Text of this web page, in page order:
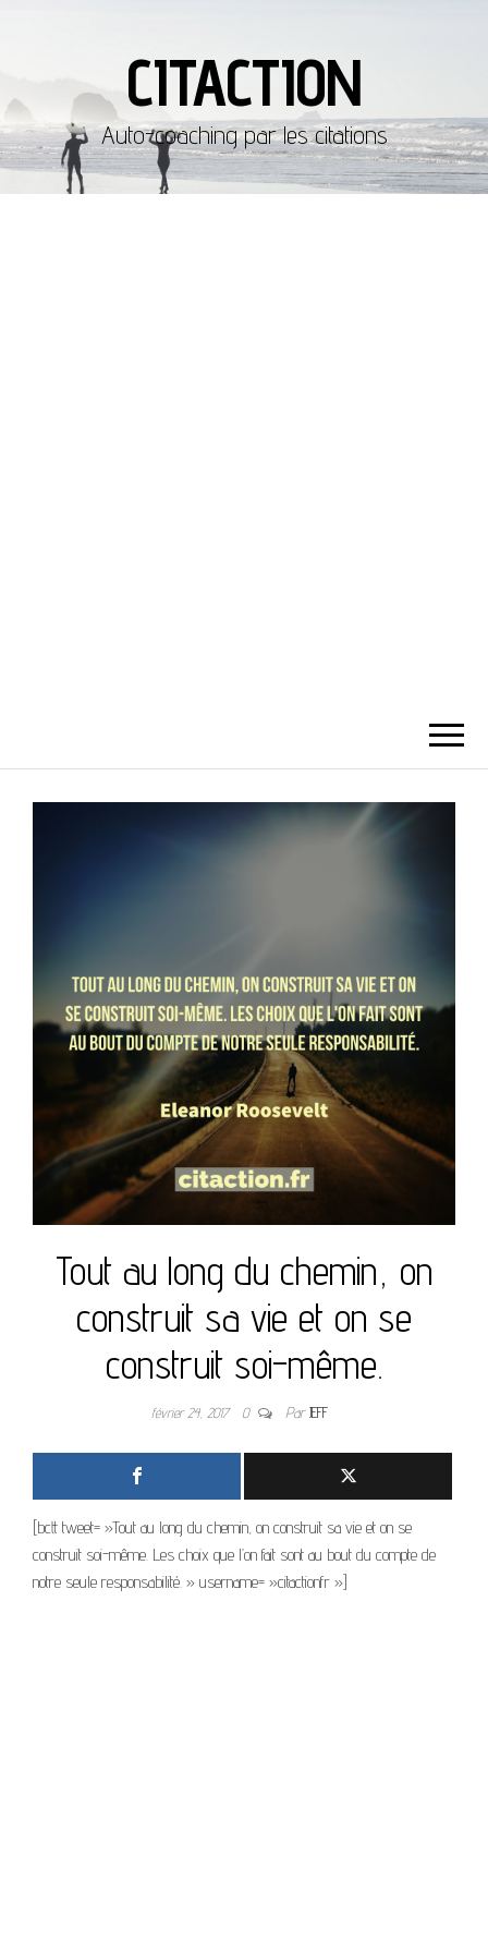
CITACTION
Auto-coaching par les citations
Tout au long du chemin, on
construit sa vie et on se
construit soi-même.
février 24, 2017 0 ParJEFF
[bctt tweet= »Tout au long du chemin, on construit sa vie et on se
construit soi-même. Les choix que l’on fait sont au bout du compte de
notre seule responsabilité. » username= »citactionfr »]